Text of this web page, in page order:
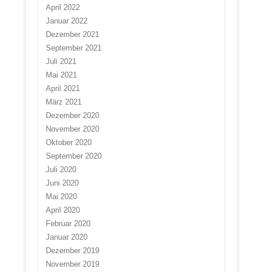
April 2022
Januar 2022
Dezember 2021
September 2021
Juli 2021
Mai 2021
April 2021
März 2021
Dezember 2020
November 2020
Oktober 2020
September 2020
Juli 2020
Juni 2020
Mai 2020
April 2020
Februar 2020
Januar 2020
Dezember 2019
November 2019